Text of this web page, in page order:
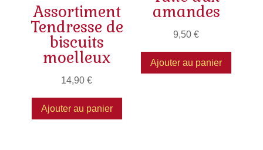
Assortiment
Tendresse de
biscuits
moelleux
14,90€
Ajouter au panier
amandes
9,50€
Ajouter au panier